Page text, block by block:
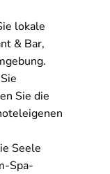
lokale
& Bar,
Sie die
Seele
Spa-